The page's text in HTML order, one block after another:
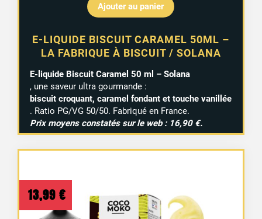
Ajouter au panier
E-LIQUIDE BISCUIT CARAMEL 50ML –
LA FABRIQUE À BISCUIT / SOLANA
E-liquide Biscuit Caramel 50 ml – Solana
, une saveur ultra gourmande :
biscuit croquant, caramel fondant et touche vanillée
. Ratio PG/VG 50/50. Fabriqué en France.
Prix moyens constatés sur le web : 16,90 €.
13,99 €